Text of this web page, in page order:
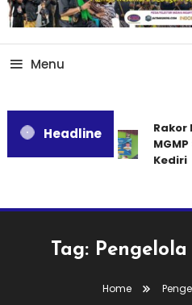
Menu
Headline
Rakor
Kediri
Tag:
Home